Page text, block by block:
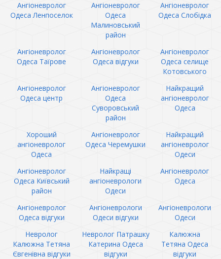
Ангіоневролог
Одеса Ленпоселок
Ангіоневролог
Одеса
Малиновський
район
Ангіоневролог
Одеса Слобідка
Ангіоневролог
Одеса Таїрове
Ангіоневролог
Одеса відгуки
Ангіоневролог
Одеса селище
Котовського
Ангіоневролог
Одеса центр
Ангіоневролог
Одеса
Суворовський
район
Найкращий
ангіоневролог
Одеса
Хороший
ангіоневролог
Одеса
Ангіоневролог
Одеса Черемушки
Найкращий
ангіоневролог
Одеси
Ангіоневролог
Одеса Київський
район
Найкращі
ангіоневрологи
Одеси
Ангіоневролог
Одеса
Ангіоневролог
Одеса відгуки
Ангіоневрологи
Одеси відгуки
Ангіоневрологи
Одеси
Невролог
Калюжна Тетяна
Євгенівна відгуки
Невролог Патрашку
Катерина Одеса
відгуки
Калюжна
Тетяна Одеса
відгуки